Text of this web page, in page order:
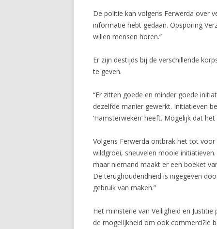
De politie kan volgens Ferwerda over
informatie hebt gedaan. Opsporing
willen mensen horen.”
Er zijn destijds bij de verschillende
te geven.
“Er zitten goede en minder goede
dezelfde manier gewerkt. Initiatieven
‘Hamsterweken’ heeft. Mogelijk dat
Volgens Ferwerda ontbrak het tot
wildgroei, sneuvelen mooie
maar niemand maakt er een boeket
De terughoudendheid is ingegeven
gebruik van maken.”
Het ministerie van Veiligheid en
de mogelijkheid om ook commerci?le